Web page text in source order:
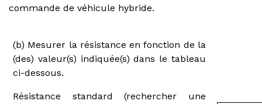
commande de véhicule hybride.
(b) Mesurer la résistance en fonction de la
(des) valeur(s) indiquée(s) dans le tableau
ci-dessous.
Résistance standard (rechercher une